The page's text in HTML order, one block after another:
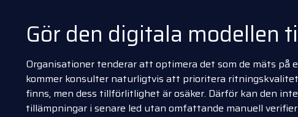
Gör den digitala modellen
Organisationer tenderar att optimera det som de mäts
kommer konsulter naturligtvis att prioritera
finns, men dess tillförlitlighet är osäker. Därför kan den
tillämpningar i senare led utan omfattande manuell